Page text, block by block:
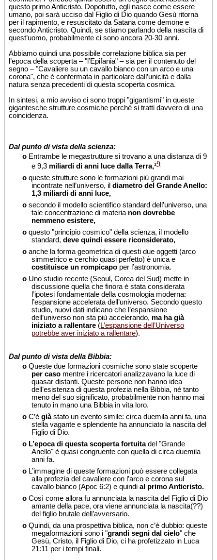
questo primo Anticristo. Dopotutto, egli nasce come essere
umano, poi sarà ucciso dal Figlio di Dio quando Gesù ritorna
per il rapimento, e resuscitato da Satana come demone e
secondo Anticristo. Quindi, se stiamo parlando della nascita di
quest’uomo, probabilmente ci sono ancora 20-30 anni.
Abbiamo quindi una possibile correlazione biblica sia per
l’epoca della scoperta – "l’Epifania" – sia per il contenuto del
segno – "Cavaliere su un cavallo bianco con un arco e una
corona", che è confermata in particolare dall’unicità e dalla
natura senza precedenti di questa scoperta cosmica.
In sintesi, a mio avviso ci sono troppi "gigantismi" in queste
gigantesche strutture cosmiche perché si tratti davvero di una
coincidenza.
Dal punto di vista della scienza:
o Entrambe le megastrutture si trovano a una distanza di 9
e 9,3 miliardi di anni luce dalla Terra,¹¹)
o queste strutture sono le formazioni più grandi mai
incontrate nell’universo, ildiametro del Grande Anello:
1,3 miliardi di anni luce,
o secondo il modello scientifico standard dell’universo, una
tale concentrazione di materia non dovrebbe
nemmeno esistere,
o questo "principio cosmico" della scienza, il modello
standard,deve quindi essere riconsiderato,
o anche la forma geometrica di questi due oggetti (arco
simmetrico e cerchio quasi perfetto) è unica e
costituisce un rompicapo per l’astronomia.
o Uno studio recente (Seoul, Corea del Sud) mette in
discussione quella che finora è stata considerata
l’ipotesi fondamentale della cosmologia moderna:
l’espansione accelerata dell’universo. Secondo questo
studio, nuovi dati indicano che l’espansione
dell’universo non sta più accelerando, ma ha già
iniziato a rallentare (L’espansione dell’Universo
potrebbe aver iniziato a rallentare).
Dal punto di vista della Bibbia:
o Queste due formazioni cosmiche sono state scoperte
per caso mentre i ricercatori analizzavano la luce di
quasar distanti. Queste persone non hanno idea
dell’esistenza di questa profezia nella Bibbia, né tanto
meno del suo significato, probabilmente non hanno mai
tenuto in mano una Bibbia in vita loro.
o C’ègiàstato un evento simile: circa duemila anni fa, una
stella vagante e splendente ha annunciato la nascita del
Figlio di Dio.
o L’epoca di questa scoperta fortuitadel "Grande
Anello" è quasi congruente con quella di circa duemila
anni fa.
o L’immagine di queste formazioni può essere collegata
alla profezia del cavaliere con l’arco e corona sul
cavallo bianco (Apoc 6:2) e quindial primo Anticristo.
o Così come allora fu annunciata la nascita del Figlio di Dio
amante della pace, ora viene annunciata la nascita(??)
del figlio brutale dell’avversario.
o Quindi, da una prospettiva biblica, non c’è dubbio: queste
megaformazioni sono i "grandi segni dal cielo" che
Gesù, Cristo, il Figlio di Dio, ci ha profetizzato in Luca
21:11 per i tempi finali.